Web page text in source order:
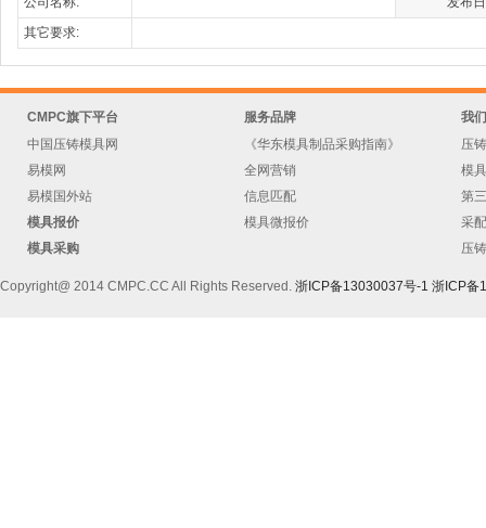
其它要求:
CMPC旗下平台
中国压铸模具网
易模网
易模国外站
模具报价
模具采购
服务品牌
《华东模具制品采购指南》
全网营销
信息匹配
模具微报价
我
压
模
第
采
压
Copyright@ 2014 CMPC.CC All Rights Reserved. 浙ICP备13030037号-1 浙ICP备